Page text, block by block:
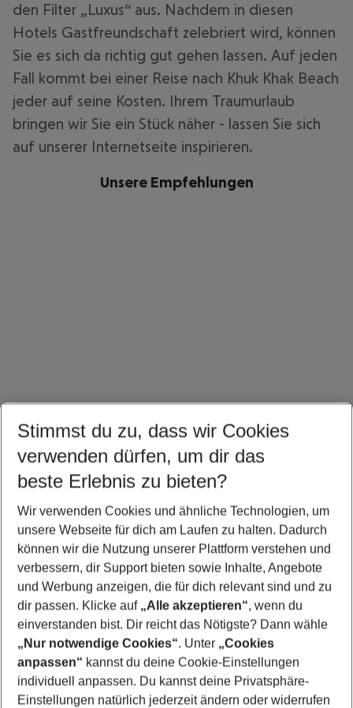
den Filter „Luxus“ aus. Nachdem in diesen
Hotels Gastfreundschaft zelebriert wird, können
Sie es sich da richtig gut gehen lassen. Auf jeden
Fall kommt bei einer Reise nach Khuk Khak Beach
jeder auf seine Kosten. Ihrem Traumurlaub
bringen wir Sie ein Stück näher - lassen Sie sich
auf unserer Internetseite inspirieren.
Unsere Empfehlungen
Quicklinks
Pauschalreisen Khuk Khak Beach
Flug & Hotel Khuk Khak Beach
Footer
Footer navigation
Über uns
Stimmst du zu, dass wir Cookies
verwenden dürfen, um dir das
beste Erlebnis zu bieten?
Wir verwenden Cookies und ähnliche Technologien, um
unsere Webseite für dich am Laufen zu halten. Dadurch
können wir die Nutzung unserer Plattform verstehen und
verbessern, dir Support bieten sowie Inhalte, Angebote
und Werbung anzeigen, die für dich relevant sind und zu
dir passen. Klicke auf „Alle akzeptieren“, wenn du
einverstanden bist. Dir reicht das Nötigste? Dann wähle
„Nur notwendige Cookies“. Unter „Cookies
anpassen“ kannst du deine Cookie-Einstellungen
individuell anpassen. Du kannst deine Privatsphäre-
Einstellungen natürlich jederzeit ändern oder widerrufen